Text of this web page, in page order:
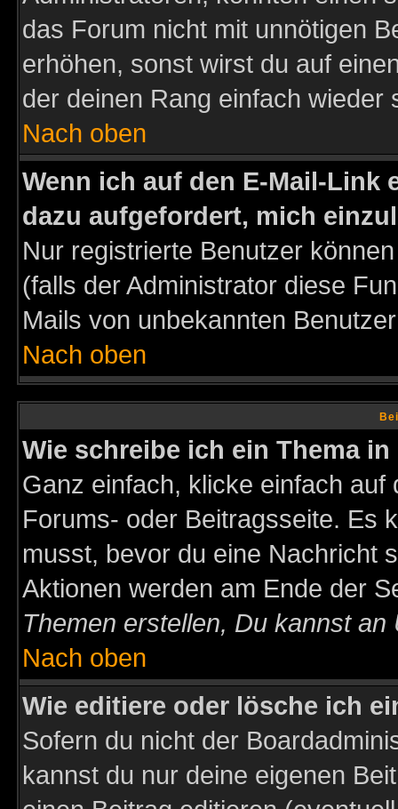
das Forum nicht mit unnötigen
erhöhen, sonst wirst du auf
der deinen Rang einfach wieder
Nach oben
Wenn ich auf den E-Mail-Link
dazu aufgefordert, mich
Nur registrierte Benutzer
(falls der Administrator diese
Mails von unbekannten
Nach oben
Wie schreibe ich ein Thema
Ganz einfach, klicke einfach
Forums- oder Beitragsseite. Es
musst, bevor du eine Nachricht
Aktionen werden am Ende der
Themen erstellen, Du kannst
Nach oben
Wie editiere oder lösche ich
Sofern du nicht der
kannst du nur deine eigenen